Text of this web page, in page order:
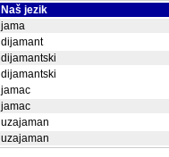
Naš jezik
jama
dijamant
dijamantski
dijamantski
jamac
jamac
uzajaman
uzajaman